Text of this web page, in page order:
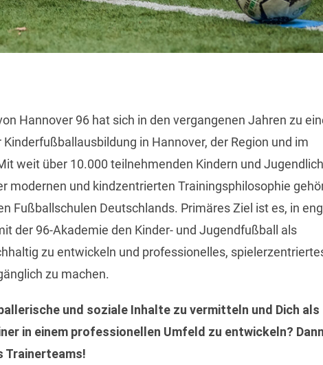
Hannover 96 hat sich in den vergangenen Jahren zu
in Hannover, der Region und im
weit über 10.000 teilnehmenden Kindern und
modernen und kindzentrierten Trainingsphilosophie
Fußballschulen Deutschlands. Primäres Ziel ist es, in
der 96-Akademie den Kinder- und Jugendfußball als
zu entwickeln und professionelles,
zu machen.
und soziale Inhalte zu vermitteln und Dich als
in einem professionellen Umfeld zu entwickeln? Dann
Trainerteams!